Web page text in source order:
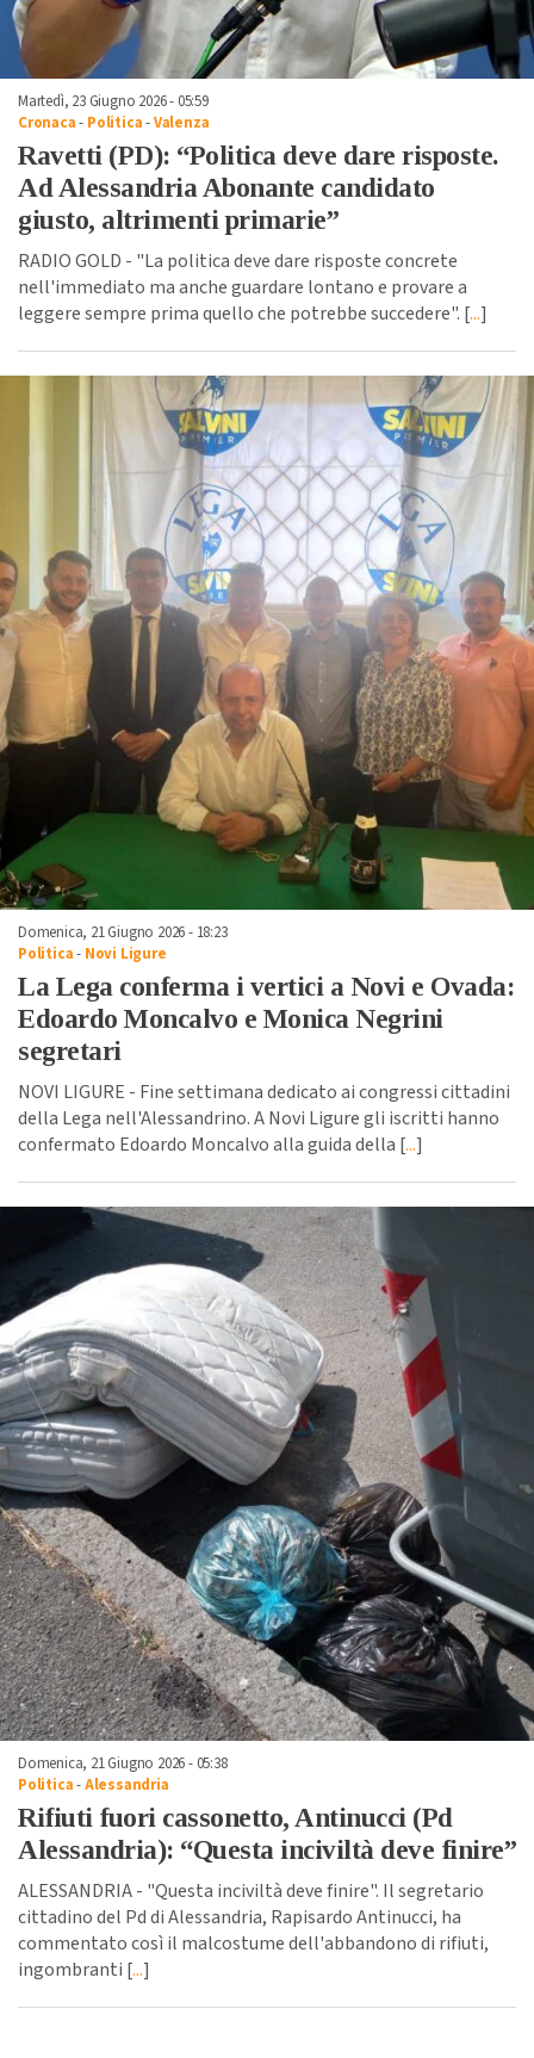
Martedì, 23 Giugno 2026 - 05:59
Cronaca- Politica-Valenza
Ravetti (PD): “Politica deve dare risposte.
Ad Alessandria Abonante candidato
giusto, altrimenti primarie”
RADIO GOLD - "La politica deve dare risposte concrete
nell'immediato ma anche guardare lontano e provare a
leggere sempre prima quello che potrebbe succedere". [...]
Domenica, 21 Giugno 2026 - 18:23
Politica- Novi Ligure
La Lega conferma i vertici a Novi e Ovada:
Edoardo Moncalvo e Monica Negrini
segretari
NOVI LIGURE - Fine settimana dedicato ai congressi cittadini
della Lega nell'Alessandrino. A Novi Ligure gli iscritti hanno
confermato Edoardo Moncalvo alla guida della [...]
Domenica, 21 Giugno 2026 - 05:38
Politica-Alessandria
Rifiuti fuori cassonetto, Antinucci (Pd
Alessandria): “Questa inciviltà deve finire”
ALESSANDRIA - "Questa inciviltà deve finire". Il segretario
cittadino del Pd di Alessandria, Rapisardo Antinucci, ha
commentato così il malcostume dell'abbandono di rifiuti,
ingombranti [...]